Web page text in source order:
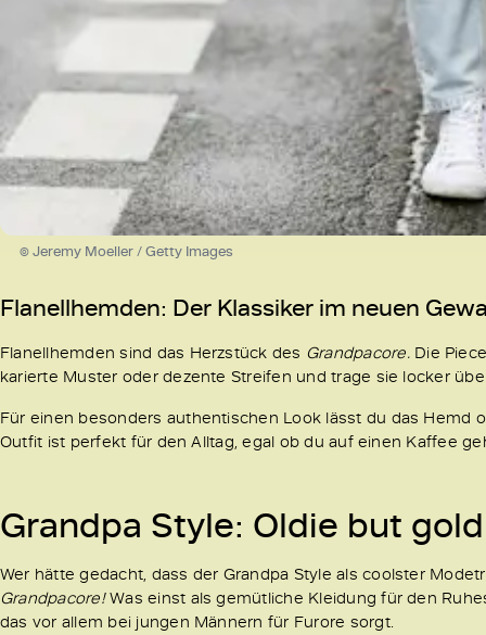
© Jeremy Moeller / Getty Images
Flanellhemden: Der Klassiker im neuen
Flanellhemden sind das Herzstück des Grandpacore.Die
karierte Muster oder dezente Streifen und trage sie locker
Für einen besonders authentischen Look lässt du das
Outfit ist perfekt für den Alltag, egal ob du auf einen Kaffee
Grandpa Style: Oldie but
Wer hätte gedacht, dass der Grandpa Style als coolster
Grandpacore!Was einst als gemütliche Kleidung für den
das vor allem bei jungen Männern für Furore sorgt.